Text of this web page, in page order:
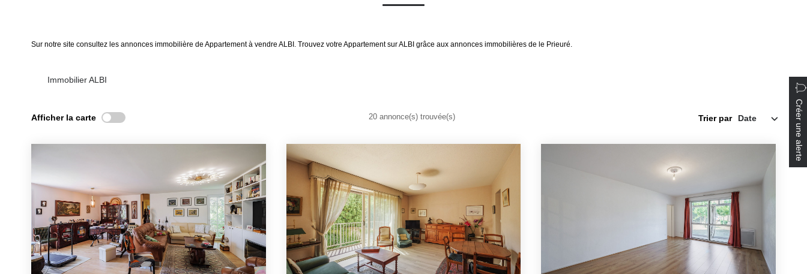
Sur notre site consultez les annonces immobilière de Appartement à vendre ALBI. Trouvez votre Appartement sur ALBI grâce aux annonces immobilières de le Prieuré.
Immobilier ALBI
Créer une alerte
Afficher la carte 20 annonce(s) trouvée(s) Trier par